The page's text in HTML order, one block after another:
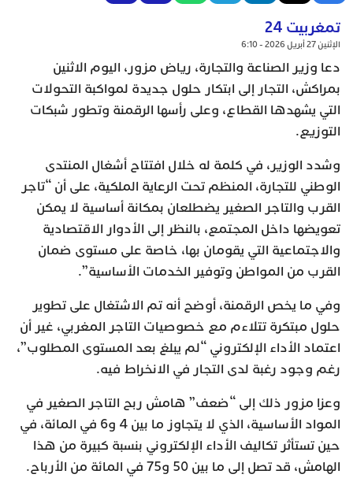
تمغربيت 24
الإثنين 27 أبريل 2026 - 6:10
دعا وزير الصناعة والتجارة، رياض مزور، اليوم الاثنين
بمراكش، التجار إلى ابتكار حلول جديدة لمواكبة التحولات
التي يشهدها القطاع، وعلى رأسها الرقمنة وتطور شبكات
التوزيع.
وشدد الوزير، في كلمة له خلال افتتاح أشغال المنتدى
الوطني للتجارة، المنظم تحت الرعاية الملكية، على أن “تاجر
القرب والتاجر الصغير يضطلعان بمكانة أساسية لا يمكن
تعويضها داخل المجتمع، بالنظر إلى الأدوار الاقتصادية
والاجتماعية التي يقومان بها، خاصة على مستوى ضمان
القرب من المواطن وتوفير الخدمات الأساسية”.
وفي ما يخص الرقمنة، أوضح أنه تم الاشتغال على تطوير
حلول مبتكرة تتلاءم مع خصوصيات التاجر المغربي، غير أن
اعتماد الأداء الإلكتروني “لم يبلغ بعد المستوى المطلوب”،
رغم وجود رغبة لدى التجار في الانخراط فيه.
وعزا مزور ذلك إلى “ضعف” هامش ربح التاجر الصغير في
المواد الأساسية، الذي لا يتجاوز ما بين 4 و6 في المائة، في
حين تستأثر تكاليف الأداء الإلكتروني بنسبة كبيرة من هذا
الهامش، قد تصل إلى ما بين 50 و75 في المائة من الأرباح.